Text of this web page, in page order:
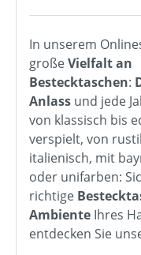
In unserem
großeVielfalt an
Bestecktaschen:
Anlass und jede
von klassisch bis
verspielt, von
italienisch, mit
oder unifarben:
richtige
Ambiente Ihres
entdecken Sie